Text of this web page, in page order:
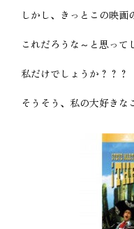
しかし、きっとこの映画
これだろうな～と思って
私だけでしょうか？？？
そうそう、私の大好き